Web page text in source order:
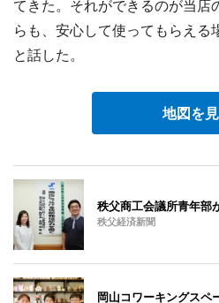
てきた。それができるのが当店
らも、安心して使ってもらえる
と話した。
地図を
秩父商工会議所青年部
秩父経済新聞
岡山コワーキングスペ